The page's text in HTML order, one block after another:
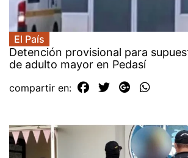
El País
Detención provisional para
de adulto mayor en Pedasí
compartir en: